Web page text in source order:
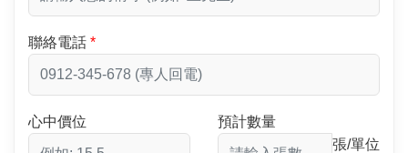
聯絡電話
心中價位
預計數量
張/單位